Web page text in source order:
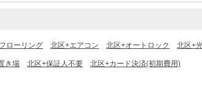
ローリング 北区+エアコン 北区+オートロック 北区+
き場 北区+保証人不要 北区+カード決済(初期費用)